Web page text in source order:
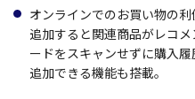
オンラインでのお買い物の
追加すると関連商品がレコ
ードをスキャンせずに購入
追加できる機能も搭載。